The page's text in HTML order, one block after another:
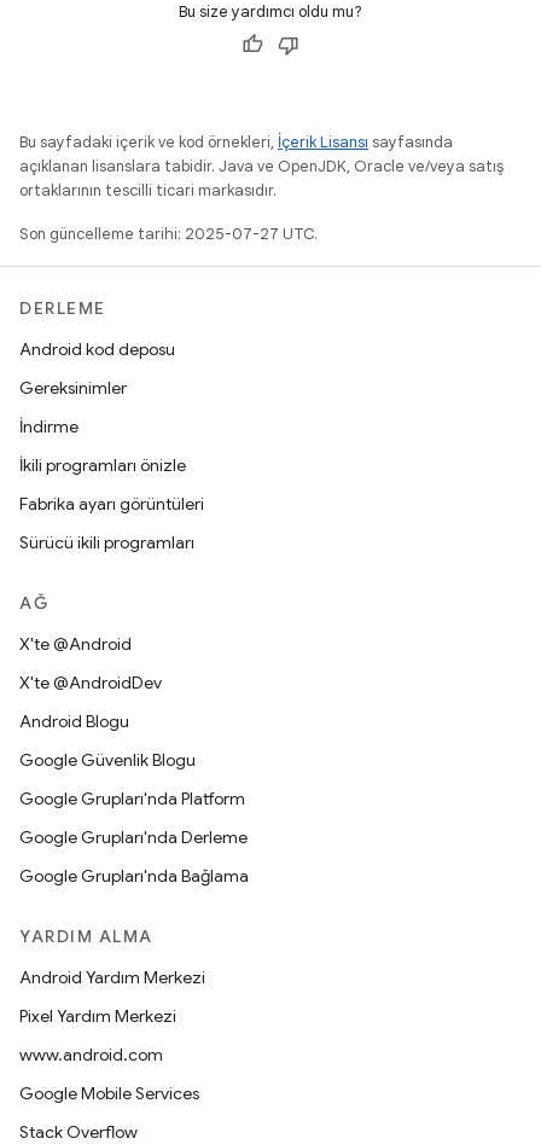
Bu size yardımcı oldu mu?
Bu sayfadaki içerik ve kod örnekleri, İçerik Lisansı sayfasında
açıklanan lisanslara tabidir. Java ve OpenJDK, Oracle ve/veya satış
ortaklarının tescilli ticari markasıdır.
Son güncelleme tarihi: 2025-07-27 UTC.
DERLEME
Android kod deposu
Gereksinimler
İndirme
İkili programları önizle
Fabrika ayarı görüntüleri
Sürücü ikili programları
AĞ
X'te @Android
X'te @AndroidDev
Android Blogu
Google Güvenlik Blogu
Google Grupları'nda Platform
Google Grupları'nda Derleme
Google Grupları'nda Bağlama
YARDIM ALMA
Android Yardım Merkezi
Pixel Yardım Merkezi
www.android.com
Google Mobile Services
Stack Overflow